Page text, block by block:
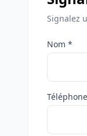
Signalez
Nom *